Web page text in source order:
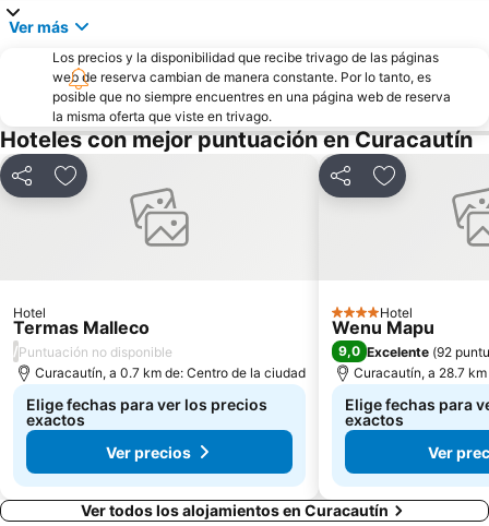
Ver más
Los precios y la disponibilidad que recibe trivago de las páginas
web de reserva cambian de manera constante. Por lo tanto, es
posible que no siempre encuentres en una página web de reserva
la misma oferta que viste en trivago.
Hoteles con mejor puntuación en Curacautín
CompartirAgregar a favoritos
Hotel
Termas Malleco
/Puntuación no disponible
Curacautín, a 0.7 km de: Centro de la ciudad
Elige fechas para ver los precios
exactos
Ver precios
CompartirAgregar a
4 Estrellas
Hotel
Wenu Mapu
9,0 Excelente (92
Curacautín, a 28.7
Elige fechas para
exactos
Ver
Ver todos los alojamientos en Curacautín